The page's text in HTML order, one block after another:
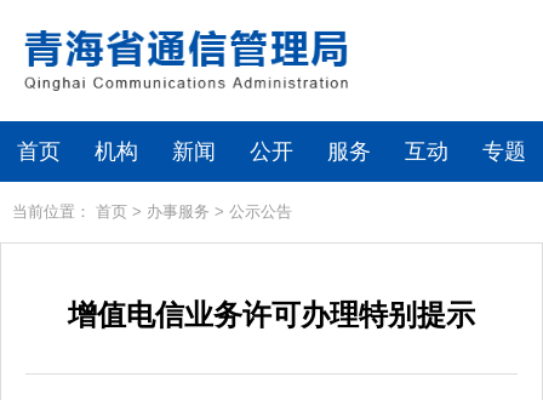
首页 机构 新闻 公开 服务 互动 专题
当前位置： 首页 > 办事服务 > 公示公告
增值电信业务许可办理特别提示